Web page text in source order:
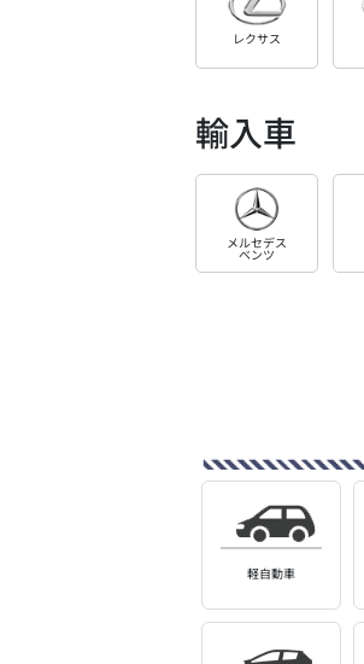
レクサス
輸入車
メルセデス
ベンツ
軽自動車